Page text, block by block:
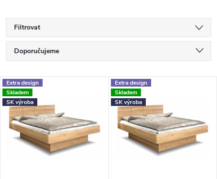
Filtrovat
a
z
e
n
Doporučujeme
Nejdražší
Nejprodávanější
Abecedně
V
ý
p
Extra design
Skladem
SK výroba
Extra design
Skladem
SK výroba